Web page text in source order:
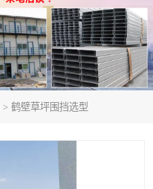
> 鹤壁草坪围挡选型
ASA合成树脂仿古瓦
FRP采光板
PC耐力板
楼层板
压型彩钢板
钢结构配件